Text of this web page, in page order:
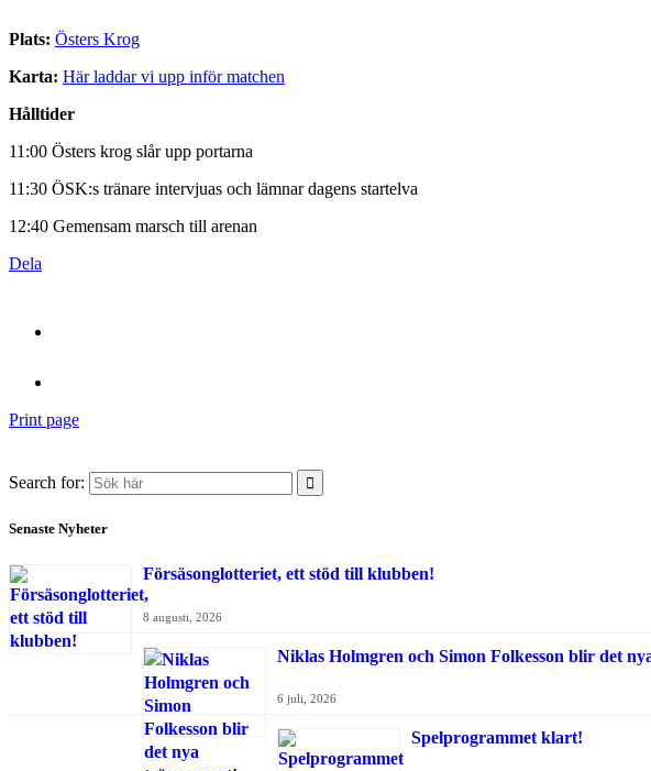
Plats: Östers Krog
Karta: Här laddar vi upp inför matchen
Hålltider
11:00 Östers krog slår upp portarna
11:30 ÖSK:s tränare intervjuas och lämnar dagens startelva
12:40 Gemensam marsch till arenan
Dela
Print page
Search for:
Senaste Nyheter
Försäsonglotteriet, ett stöd till klubben!
8 augusti, 2026
Niklas Holmgren och Simon Folkesson blir det
6 juli, 2026
Spelprogrammet klart!